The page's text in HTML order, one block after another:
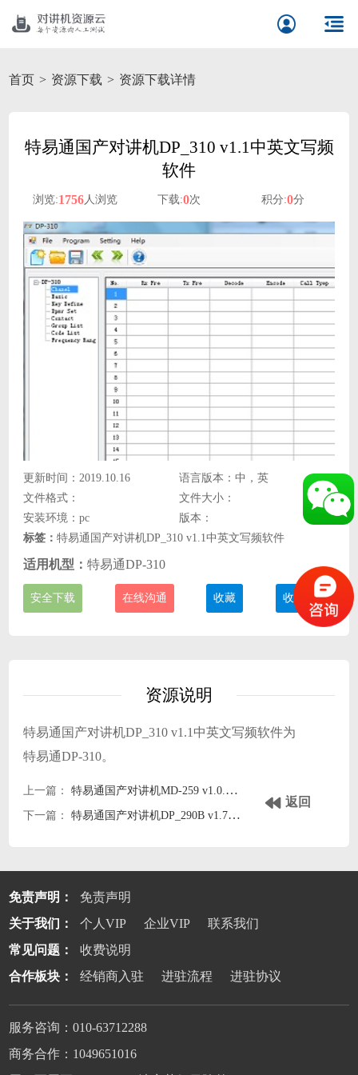
首页 资源下载 资源下载详情
特易通国产对讲机DP_310 v1.1中英文写频
软件
浏览:1756人浏览 下载:0次 积分:0分
更新时间：2019.10.16
语言版本：中，英
文件格式：
文件大小：
安装环境：pc
版本：
标签：特易通国产对讲机DP_310 v1.1中英文写频软件
适用机型：特易通DP-310
安全下载 在线沟通 收藏 收费说明
资源说明
特易通国产对讲机DP_310 v1.1中英文写频软件为
特易通DP-310。
上一篇：
特易通国产对讲机MD-259 v1.0.0中英写频软件
下一篇：
特易通国产对讲机DP_290B v1.7中英文写频软件
返回
免责声明：
免责声明
关于我们：
个人VIP 企业VIP
联系我们
常见问题：
收费说明
合作板块：
经销商入驻 进驻流程 进驻协议
服务咨询：010-63712288
商务合作：1049651016